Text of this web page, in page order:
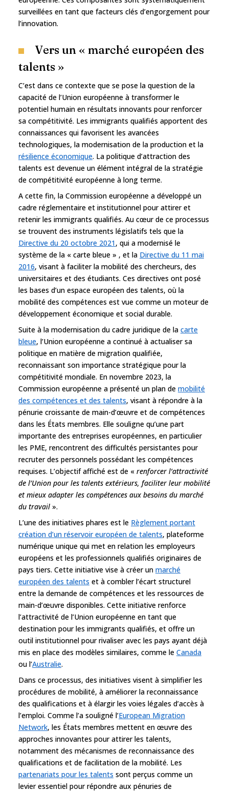
surveillées en tant que facteurs clés d’engorgement pour
l’innovation.
Vers un « marché européen des
talents »
C’est dans ce contexte que se pose la question de la
capacité de l’Union européenne à transformer le
potentiel humain en résultats innovants pour renforcer
sa compétitivité. Les immigrants qualifiés apportent des
connaissances qui favorisent les avancées
technologiques, la modernisation de la production et la
résilience économique. La politique d’attraction des
talents est devenue un élément intégral de la stratégie
de compétitivité européenne à long terme.
A cette fin, la Commission européenne a développé un
cadre réglementaire et institutionnel pour attirer et
retenir les immigrants qualifiés. Au cœur de ce processus
se trouvent des instruments législatifs tels que la
Directive du 20 octobre 2021, qui a modernisé le
système de la « carte bleue » , et la Directive du 11 mai
2016, visant à faciliter la mobilité des chercheurs, des
universitaires et des étudiants. Ces directives ont posé
les bases d’un espace européen des talents, où la
mobilité des compétences est vue comme un moteur de
développement économique et social durable.
Suite à la modernisation du cadre juridique de la carte
bleue, l’Union européenne a continué à actualiser sa
politique en matière de migration qualifiée,
reconnaissant son importance stratégique pour la
compétitivité mondiale. En novembre 2023, la
Commission européenne a présenté un plan de mobilité
des compétences et des talents, visant à répondre à la
pénurie croissante de main-d’œuvre et de compétences
dans les États membres. Elle souligne qu’une part
importante des entreprises européennes, en particulier
les PME, rencontrent des difficultés persistantes pour
recruter des personnels possédant les compétences
requises. L’objectif affiché est de « renforcer l’attractivité
de l’Union pour les talents extérieurs, faciliter leur mobilité
et mieux adapter les compétences aux besoins du marché
du travail ».
L’une des initiatives phares est le Règlement portant
création d’un réservoir européen de talents, plateforme
numérique unique qui met en relation les employeurs
européens et les professionnels qualifiés originaires de
pays tiers. Cette initiative vise à créer un marché
européen des talents et à combler l’écart structurel
entre la demande de compétences et les ressources de
main-d’œuvre disponibles. Cette initiative renforce
l’attractivité de l’Union européenne en tant que
destination pour les immigrants qualifiés, et offre un
outil institutionnel pour rivaliser avec les pays ayant déjà
mis en place des modèles similaires, comme le Canada
ou l’Australie.
Dans ce processus, des initiatives visent à simplifier les
procédures de mobilité, à améliorer la reconnaissance
des qualifications et à élargir les voies légales d’accès à
l’emploi. Comme l’a souligné l’European Migration
Network, les États membres mettent en œuvre des
approches innovantes pour attirer les talents,
notamment des mécanismes de reconnaissance des
qualifications et de facilitation de la mobilité. Les
partenariats pour les talents sont perçus comme un
levier essentiel pour répondre aux pénuries de